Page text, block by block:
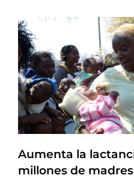
Aumenta la
millones de